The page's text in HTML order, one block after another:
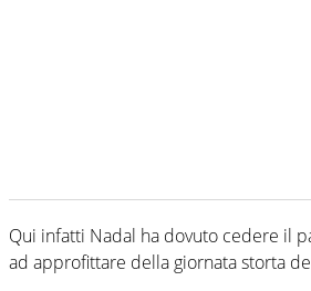
Qui infatti Nadal ha dovuto cedere il
ad approfittare della giornata storta